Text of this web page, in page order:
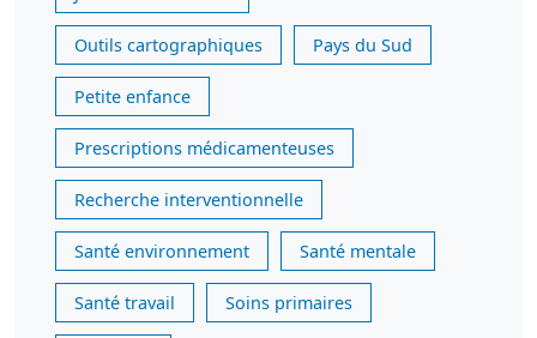
Outils cartographiques Pays du Sud
Petite enfance
Prescriptions médicamenteuses
Recherche interventionnelle
Santé environnement Santé mentale
Santé travail Soins primaires